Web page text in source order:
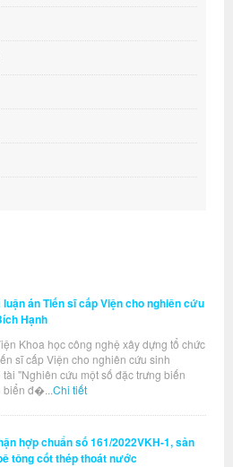
luận án Tiến sĩ cấp Viện cho nghiên cứu
Hạnh
Khoa học công nghệ xây dựng tổ chức
sĩ cấp Viện cho nghiên cứu sinh
"Nghiên cứu một số đặc trưng biến
đ�... Chi tiết
hợp chuẩn số 161/2022VKH-1, sản
tông cốt thép thoát nước